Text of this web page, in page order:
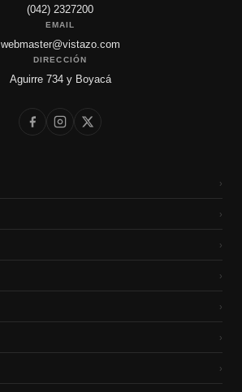
(042) 2327200
EMAIL
webmaster@vistazo.com
DIRECCIÓN
Aguirre 734 y Boyacá
›
›
›
›
›
›
›